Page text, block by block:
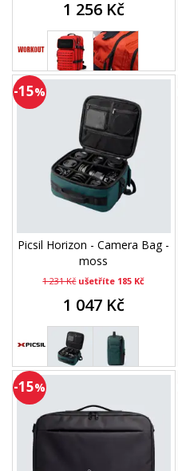
1 256 Kč
-15%
Picsil Horizon - Camera Bag -
moss
1 231 Kč ušetříte 185 Kč
1 047 Kč
-15%